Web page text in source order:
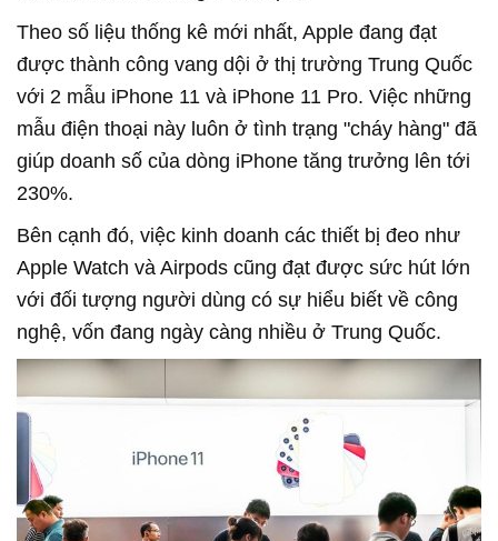
Theo số liệu thống kê mới nhất, Apple đang đạt
được thành công vang dội ở thị trường Trung Quốc
với 2 mẫu iPhone 11 và iPhone 11 Pro. Việc những
mẫu điện thoại này luôn ở tình trạng "cháy hàng" đã
giúp doanh số của dòng iPhone tăng trưởng lên tới
230%.
Bên cạnh đó, việc kinh doanh các thiết bị đeo như
Apple Watch và Airpods cũng đạt được sức hút lớn
với đối tượng người dùng có sự hiểu biết về công
nghệ, vốn đang ngày càng nhiều ở Trung Quốc.